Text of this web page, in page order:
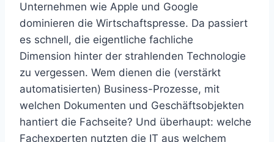
Unternehmen wie Apple und Google
dominieren die Wirtschaftspresse. Da passiert
es schnell, die eigentliche fachliche
Dimension hinter der strahlenden Technologie
zu vergessen. Wem dienen die (verstärkt
automatisierten) Business-Prozesse, mit
welchen Dokumenten und Geschäftsobjekten
hantiert die Fachseite? Und überhaupt: welche
Fachexperten nutzten die IT aus welchem